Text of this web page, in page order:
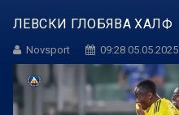
ЛЕВСКИ ГЛОБЯВА ХАЛФ
Novsport 09:28 05.05.2025